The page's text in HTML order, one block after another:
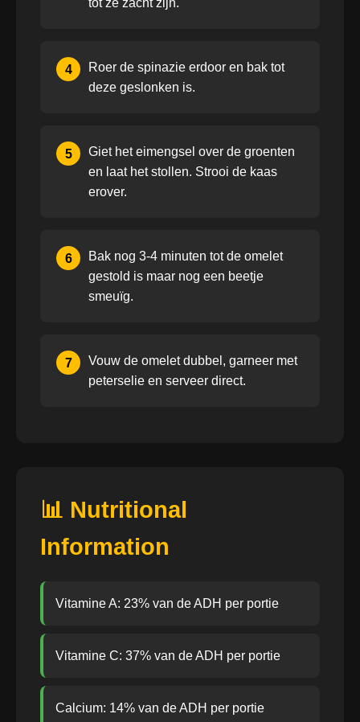
tot ze zacht zijn.
4
Roer de spinazie erdoor en bak tot
deze geslonken is.
5
Giet het eimengsel over de groenten
en laat het stollen. Strooi de kaas
erover.
6
Bak nog 3-4 minuten tot de omelet
gestold is maar nog een beetje
smeuïg.
7
Vouw de omelet dubbel, garneer met
peterselie en serveer direct.
📊 Nutritional
Information
Vitamine A: 23% van de ADH per portie
Vitamine C: 37% van de ADH per portie
Calcium: 14% van de ADH per portie